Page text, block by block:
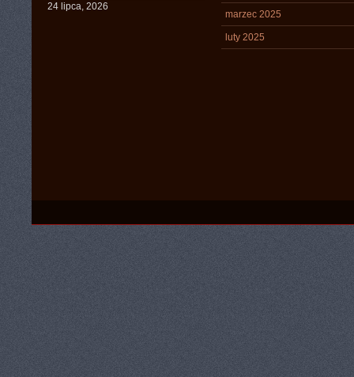
24 lipca, 2026
marzec 2025
luty 2025